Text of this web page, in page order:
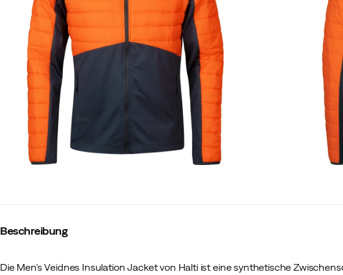
Beschreibung
Die Men's Veidnes Insulation Jacket von Halti ist eine synthetische